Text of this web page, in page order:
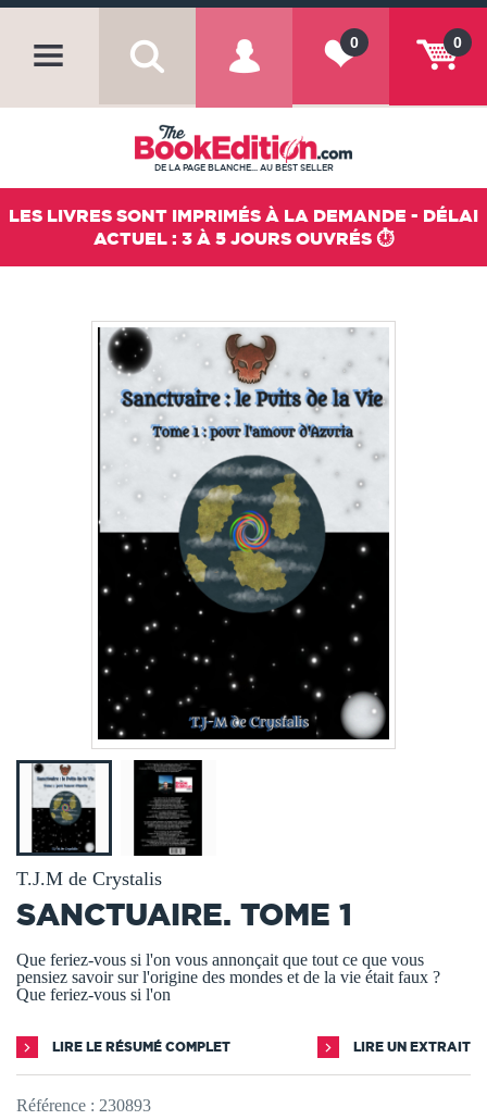
0
0
DE LA PAGE BLANCHE... AU BEST SELLER
LES LIVRES SONT IMPRIMÉS À LA DEMANDE - DÉLAI
ACTUEL : 3 À 5 JOURS OUVRÉS ⏱️
T.J.M de Crystalis
SANCTUAIRE. TOME 1
Que feriez-vous si l'on vous annonçait que tout ce que vous
pensiez savoir sur l'origine des mondes et de la vie était faux ?
Que feriez-vous si l'on
LIRE LE RÉSUMÉ COMPLET LIRE UN EXTRAIT
Référence : 230893